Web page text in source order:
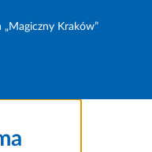
Kraków”